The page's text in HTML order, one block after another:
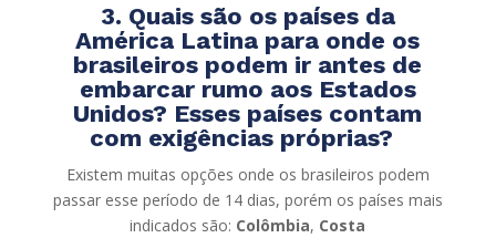
3. Quais são os países da
América Latina para onde os
brasileiros podem ir antes de
embarcar rumo aos Estados
Unidos? Esses países contam
com exigências próprias?
Existem muitas opções onde os brasileiros podem
passar esse período de 14 dias, porém os países mais
indicados são: Colômbia, Costa